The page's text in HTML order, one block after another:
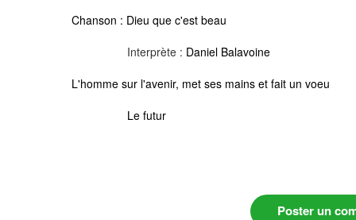
Chanson : Dieu que c'est beau
Interprète : Daniel Balavoine
L'homme sur l'avenir, met ses mains et fait un voeu
Le futur
Poster un